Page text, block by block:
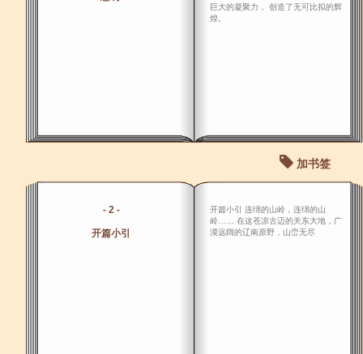
巨大的凝聚力， 创造了无可比拟的辉
煌。
加书签
- 2 -
开篇小引
开篇小引 连绵的山岭，连绵的山
岭…… 在这苍凉古迈的关东大地，广
漠远阔的辽南原野，山峦无尽